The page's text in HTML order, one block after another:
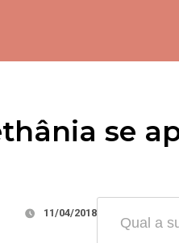
se
11/04/2018